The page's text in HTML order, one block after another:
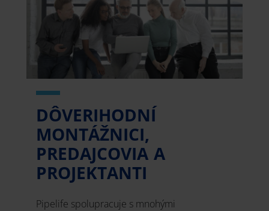
DÔVERIHODNÍ
MONTÁŽNICI,
PREDAJCOVIA A
PROJEKTANTI
Pipelife spolupracuje s mnohými